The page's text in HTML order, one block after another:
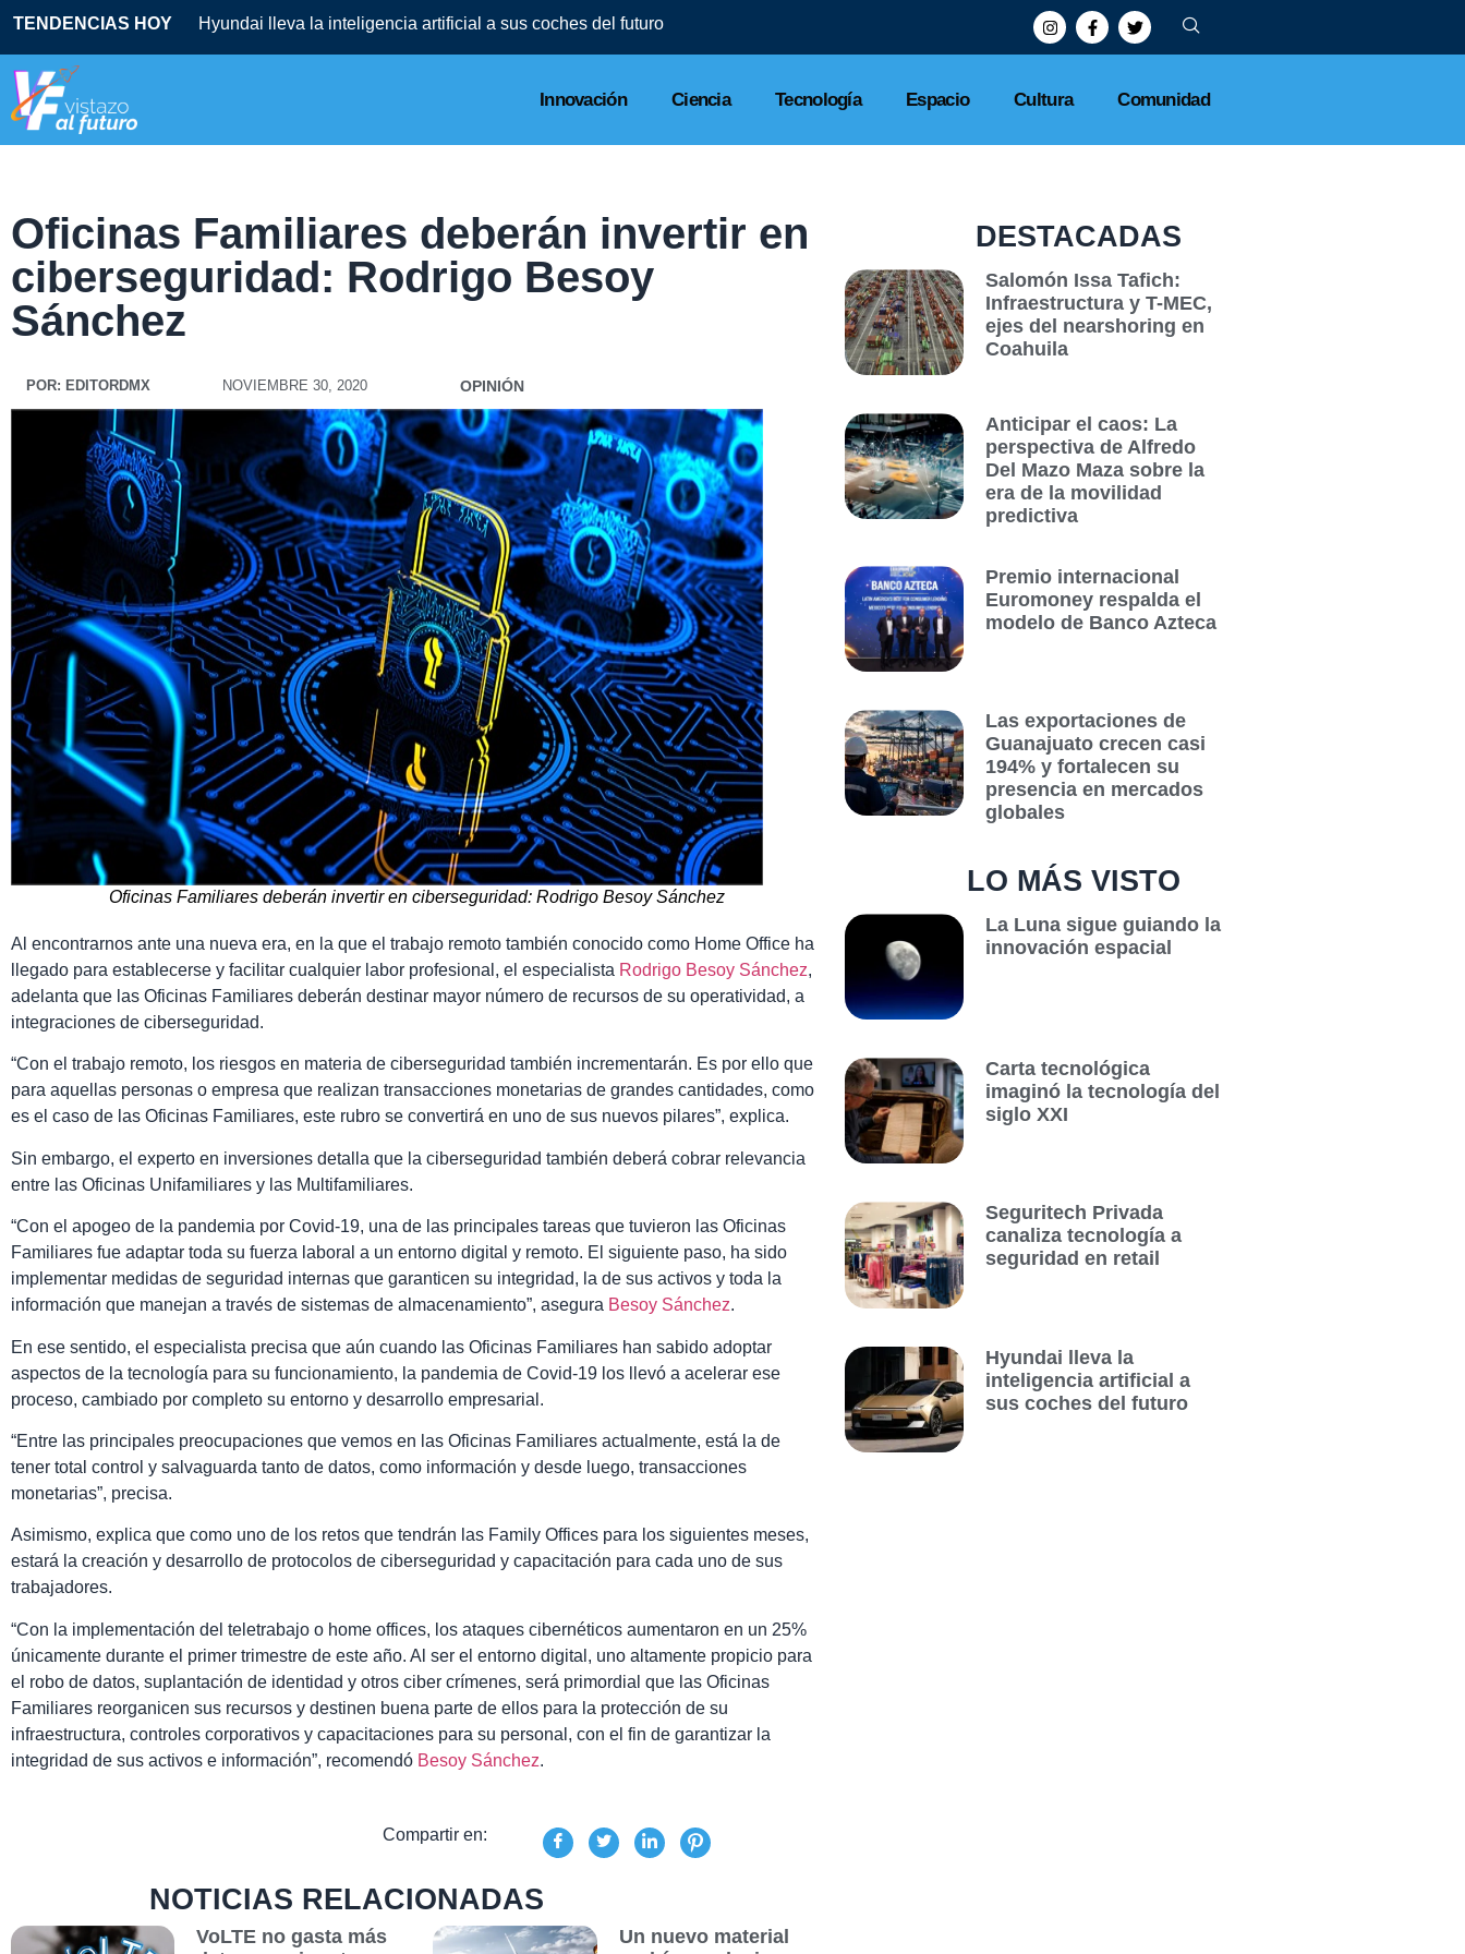
TENDENCIAS HOY Hyundai lleva la inteligencia artificial a sus coches del futuro
Innovación Ciencia Tecnología Espacio Cultura Comunidad
Oficinas Familiares deberán invertir en
ciberseguridad: Rodrigo Besoy
Sánchez
POR: EDITORDMX NOVIEMBRE 30, 2020 OPINIÓN
Oficinas Familiares deberán invertir en ciberseguridad: Rodrigo Besoy Sánchez
Al encontrarnos ante una nueva era, en la que el trabajo remoto también conocido como Home Office ha
llegado para establecerse y facilitar cualquier labor profesional, el especialista Rodrigo Besoy Sánchez,
adelanta que las Oficinas Familiares deberán destinar mayor número de recursos de su operatividad, a
integraciones de ciberseguridad.
“Con el trabajo remoto, los riesgos en materia de ciberseguridad también incrementarán. Es por ello que
para aquellas personas o empresa que realizan transacciones monetarias de grandes cantidades, como
es el caso de las Oficinas Familiares, este rubro se convertirá en uno de sus nuevos pilares”, explica.
Sin embargo, el experto en inversiones detalla que la ciberseguridad también deberá cobrar relevancia
entre las Oficinas Unifamiliares y las Multifamiliares.
“Con el apogeo de la pandemia por Covid-19, una de las principales tareas que tuvieron las Oficinas
Familiares fue adaptar toda su fuerza laboral a un entorno digital y remoto. El siguiente paso, ha sido
implementar medidas de seguridad internas que garanticen su integridad, la de sus activos y toda la
información que manejan a través de sistemas de almacenamiento”, asegura Besoy Sánchez.
En ese sentido, el especialista precisa que aún cuando las Oficinas Familiares han sabido adoptar
aspectos de la tecnología para su funcionamiento, la pandemia de Covid-19 los llevó a acelerar ese
proceso, cambiado por completo su entorno y desarrollo empresarial.
“Entre las principales preocupaciones que vemos en las Oficinas Familiares actualmente, está la de
tener total control y salvaguarda tanto de datos, como información y desde luego, transacciones
monetarias”, precisa.
Asimismo, explica que como uno de los retos que tendrán las Family Offices para los siguientes meses,
estará la creación y desarrollo de protocolos de ciberseguridad y capacitación para cada uno de sus
trabajadores.
“Con la implementación del teletrabajo o home offices, los ataques cibernéticos aumentaron en un 25%
únicamente durante el primer trimestre de este año. Al ser el entorno digital, uno altamente propicio para
el robo de datos, suplantación de identidad y otros ciber crímenes, será primordial que las Oficinas
Familiares reorganicen sus recursos y destinen buena parte de ellos para la protección de su
infraestructura, controles corporativos y capacitaciones para su personal, con el fin de garantizar la
integridad de sus activos e información”, recomendó Besoy Sánchez.
Compartir en:
NOTICIAS RELACIONADAS
VoLTE no gasta más
Un nuevo material
DESTACADAS
Salomón Issa Tafich:
Infraestructura y T-MEC,
ejes del nearshoring en
Coahuila
Anticipar el caos: La
perspectiva de Alfredo
Del Mazo Maza sobre la
era de la movilidad
predictiva
Premio internacional
Euromoney respalda el
modelo de Banco Azteca
Las exportaciones de
Guanajuato crecen casi
194% y fortalecen su
presencia en mercados
globales
LO MÁS VISTO
La Luna sigue guiando la
innovación espacial
Carta tecnológica
imaginó la tecnología del
siglo XXI
Seguritech Privada
canaliza tecnología a
seguridad en retail
Hyundai lleva la
inteligencia artificial a
sus coches del futuro